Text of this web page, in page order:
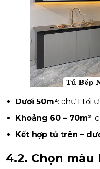
Dưới 50m²: chữ I tối
Khoảng 60 – 70m²:
Kết hợp tủ trên –
4.2. Chọn